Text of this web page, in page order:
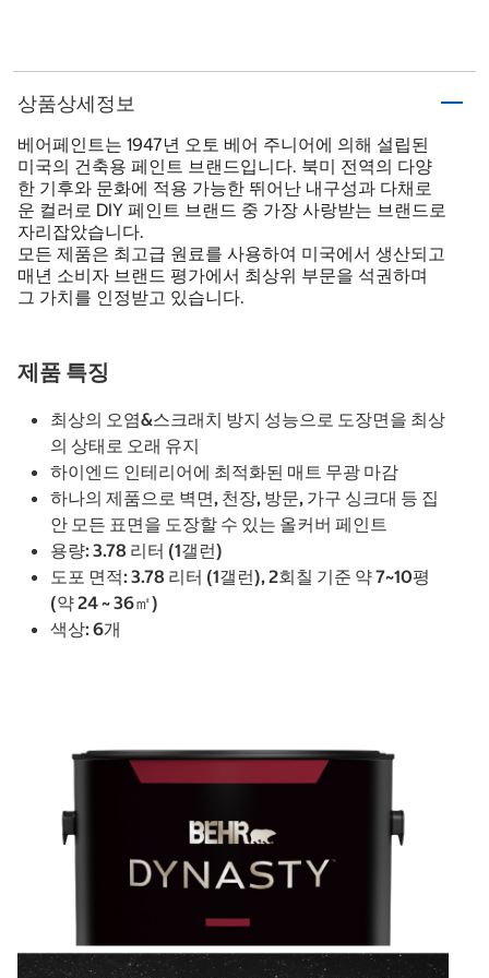
상품상세정보
베어페인트는 1947년 오토 베어 주니어에 의해 설립된
미국의 건축용 페인트 브랜드입니다. 북미 전역의 다양
한 기후와 문화에 적용 가능한 뛰어난 내구성과 다채로
운 컬러로 DIY 페인트 브랜드 중 가장 사랑받는 브랜드로
자리잡았습니다.
모든 제품은 최고급 원료를 사용하여 미국에서 생산되고
매년 소비자 브랜드 평가에서 최상위 부문을 석권하며
그 가치를 인정받고 있습니다.
제품 특징
최상의 오염&스크래치 방지 성능으로 도장면을 최상
의 상태로 오래 유지
하이엔드 인테리어에 최적화된 매트 무광 마감
하나의 제품으로 벽면, 천장, 방문, 가구 싱크대 등 집
안 모든 표면을 도장할 수 있는 올커버 페인트
용량: 3.78 리터 (1갤런)
도포 면적: 3.78 리터 (1갤런), 2회칠 기준 약 7~10평
(약 24 ~ 36㎡)
색상: 6개